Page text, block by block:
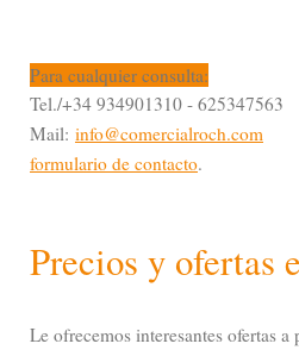
Para cualquier consulta:
Tel./+34 934901310 - 625347563
Mail: info@comercialroch.com
formulario de contacto.
Precios y ofertas
Le ofrecemos interesantes ofertas